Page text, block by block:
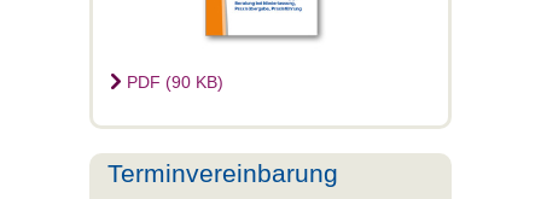
PDF (90 KB)
Terminvereinbarung